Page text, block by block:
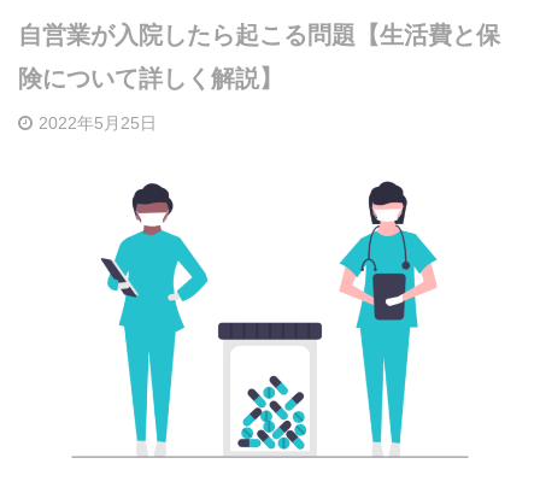
自営業が入院したら起こる問題【生活費と保
険について詳しく解説】
2022年5月25日